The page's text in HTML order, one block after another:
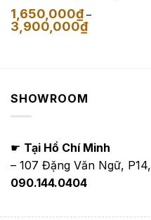
1,650,000₫ –
3,900,000₫Khoảng
giá:
SHOWROOM
☛ Tại Hồ Chí Minh
– 107 Đặng Văn Ngữ,
090.144.0404